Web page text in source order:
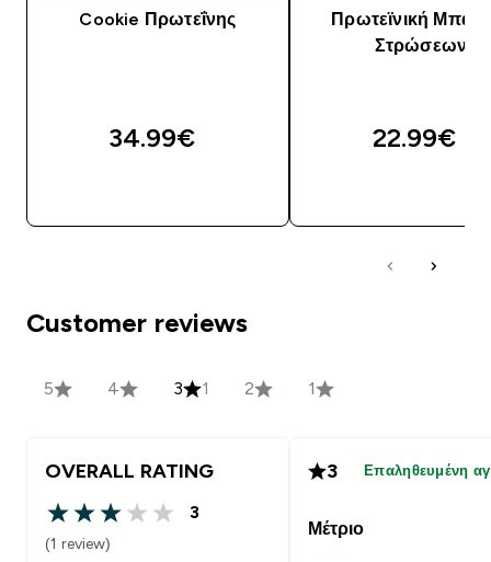
Cookie Πρωτεΐνης
34.99€‎
Πρωτεϊνική
Στρώσεων
22.99€‎
Customer reviews
5 4 3 1 2 1
OVERALL RATING
3 out of 5 stars
3
(1 review)
3 Επαληθευμένη
Μέτριο